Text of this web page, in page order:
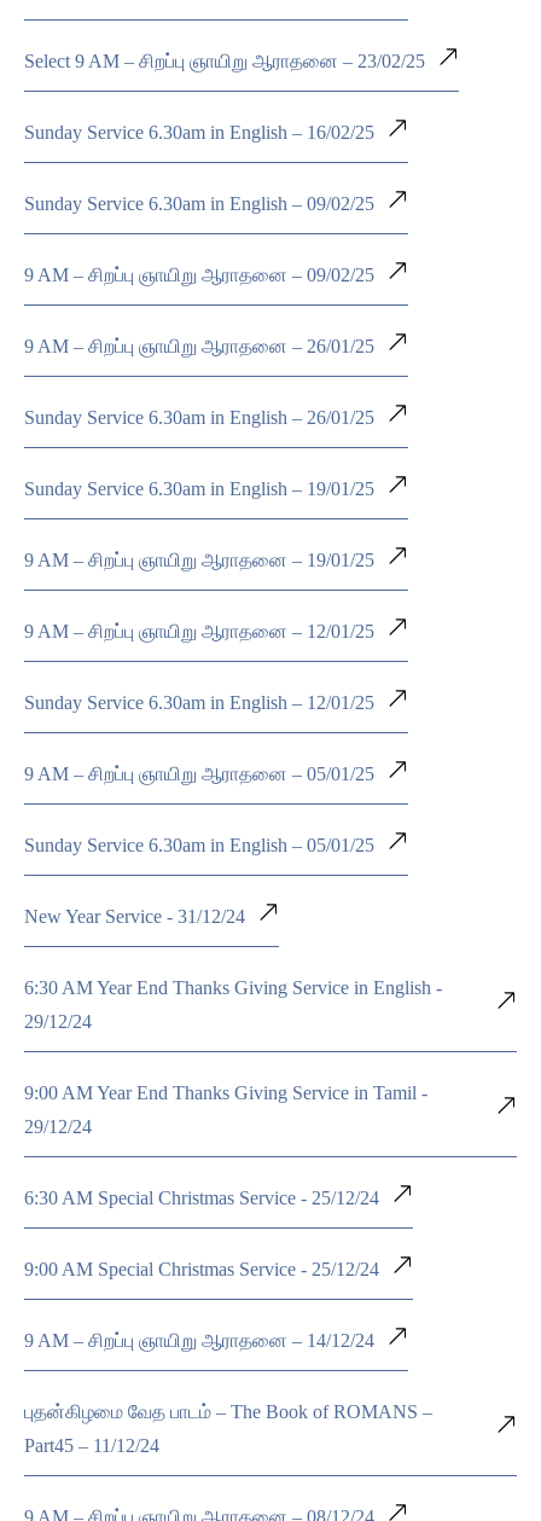
Select 9 AM – சிறப்பு ஞாயிறு ஆராதனை – 23/02/25
Sunday Service 6.30am in English – 16/02/25
Sunday Service 6.30am in English – 09/02/25
9 AM – சிறப்பு ஞாயிறு ஆராதனை – 09/02/25
9 AM – சிறப்பு ஞாயிறு ஆராதனை – 26/01/25
Sunday Service 6.30am in English – 26/01/25
Sunday Service 6.30am in English – 19/01/25
9 AM – சிறப்பு ஞாயிறு ஆராதனை – 19/01/25
9 AM – சிறப்பு ஞாயிறு ஆராதனை – 12/01/25
Sunday Service 6.30am in English – 12/01/25
9 AM – சிறப்பு ஞாயிறு ஆராதனை – 05/01/25
Sunday Service 6.30am in English – 05/01/25
New Year Service - 31/12/24
6:30 AM Year End Thanks Giving Service in English -
29/12/24
9:00 AM Year End Thanks Giving Service in Tamil -
29/12/24
6:30 AM Special Christmas Service - 25/12/24
9:00 AM Special Christmas Service - 25/12/24
9 AM – சிறப்பு ஞாயிறு ஆராதனை – 14/12/24
புதன்கிழமை வேத பாடம் – The Book of ROMANS –
Part45 – 11/12/24
9 AM – சிறப்பு ஞாயிறு ஆராதனை – 08/12/24